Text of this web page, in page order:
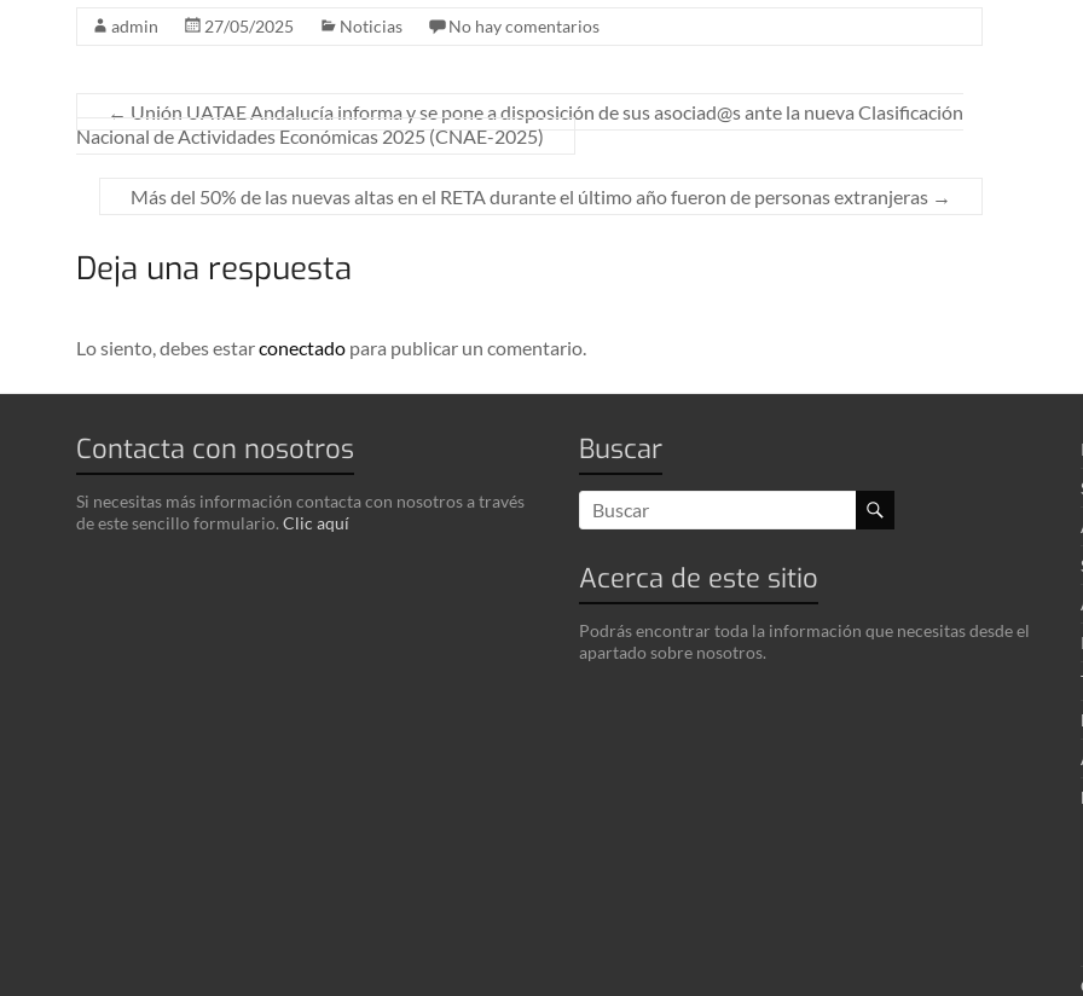
admin 27/05/2025 Noticias No hay comentarios
← Unión UATAE Andalucía informa y se pone a disposición de sus asociad@s ante la nueva Clasificación
Nacional de Actividades Económicas 2025 (CNAE-2025)
Más del 50% de las nuevas altas en el RETA durante el último año fueron de personas extranjeras →
Deja una respuesta
Lo siento, debes estarconectado para publicar un comentario.
Contacta con nosotros
Si necesitas más información contacta con nosotros a través
de este sencillo formulario. Clic aquí
Buscar
Acerca de este sitio
Podrás encontrar toda la información que necesitas desde el
apartado sobre nosotros.